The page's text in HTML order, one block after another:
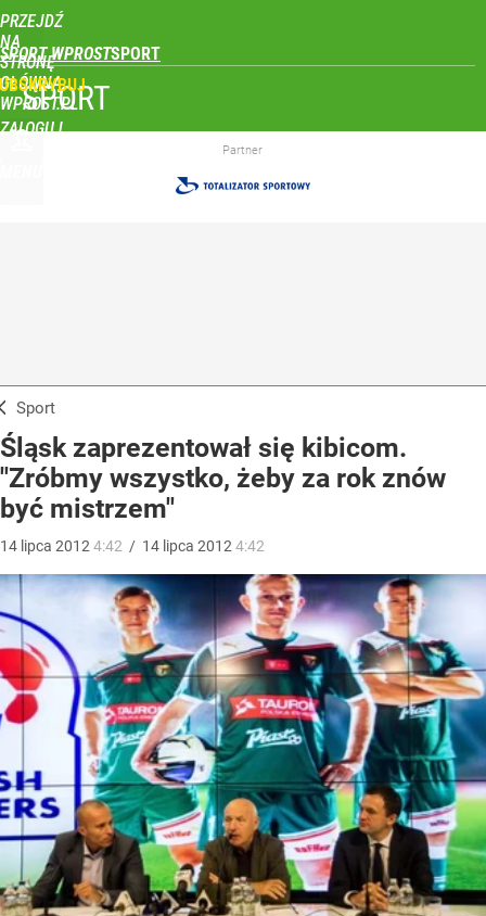
PRZEJDŹ
NA
STRONĘ
GŁÓWNĄ
WPROST.PL
SPORT WPROST
ZALOGUJ
SPORT
Partner
Sport
Śląsk zaprezentował się kibicom.
"Zróbmy wszystko, żeby za rok znów
być mistrzem"
14 lipca 2012 4:42 / 14 lipca 2012 4:42